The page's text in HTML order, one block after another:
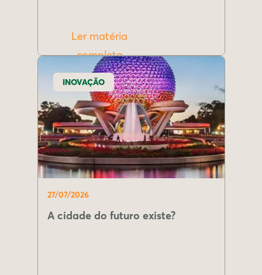
Ler matéria
completa
INOVAÇÃO
27/07/2026
A cidade do futuro existe?